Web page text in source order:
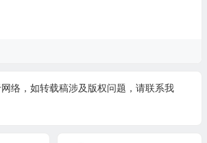
络，如转载稿涉及版权问题，请联系我